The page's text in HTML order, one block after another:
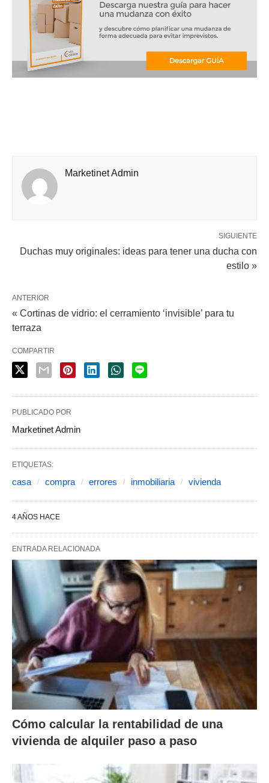
Marketinet Admin
SIGUIENTE
Duchas muy originales: ideas para tener una ducha con
estilo »
ANTERIOR
« Cortinas de vidrio: el cerramiento ‘invisible’ para tu
terraza
COMPARTIR
PUBLICADO POR
Marketinet Admin
ETIQUETAS:
casa compra errores inmobiliaria vivienda
4 AÑOS HACE
ENTRADA RELACIONADA
Cómo calcular la rentabilidad de una
vivienda de alquiler paso a paso